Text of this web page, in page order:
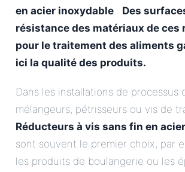
en acier inoxydable . Des
résistance des matériaux de ces
pour le traitement des aliments
ici la qualité des produits.
Dans les installations de processus
mélangeurs, pétrisseurs ou vis de
Réducteurs à vis sans fin en
sont souvent le premier choix, par
les produits de boulangerie ou les